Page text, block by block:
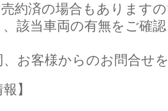
約済の場合もあります
該当車両の有無をご確
、お客様からのお問合せ
報】